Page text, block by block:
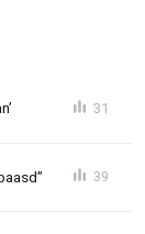
31
39